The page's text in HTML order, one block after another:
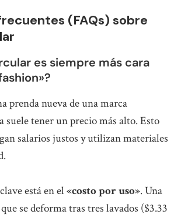
(FAQs) sobre
es siempre más cara
prenda nueva de una marca
suele tener un precio más alto. Esto
salarios justos y utilizan materiales
está en el«costo por uso». Una
se deforma tras tres lavados ($3.33